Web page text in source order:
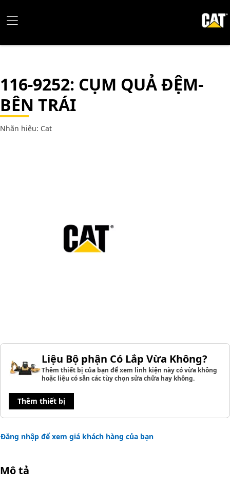
116-9252: CỤM QUẢ ĐỆM-
BÊN TRÁI
Nhãn hiệu: Cat
Liệu Bộ phận Có Lắp Vừa Không?
Thêm thiết bị của bạn để xem linh kiện này có vừa không
hoặc liệu có sẵn các tùy chọn sửa chữa hay không.
Thêm thiết bị
Đăng nhập để xem giá khách hàng của bạn
Mô tả